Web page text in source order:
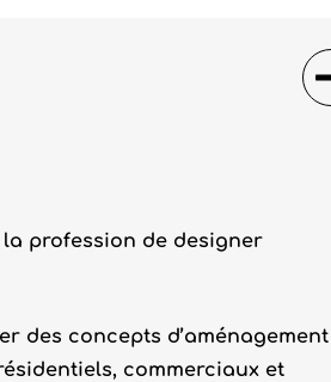
profession de designer
des concepts d’aménagement
commerciaux et